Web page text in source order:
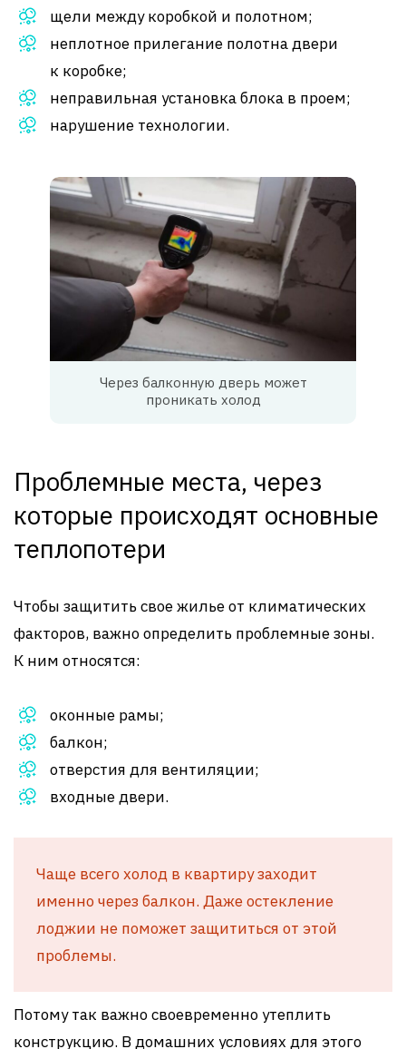
щели между коробкой и полотном;
неплотное прилегание полотна двери
к коробке;
неправильная установка блока в проем;
нарушение технологии.
Через балконную дверь может
проникать холод
Проблемные места, через
которые происходят основные
теплопотери
Чтобы защитить свое жилье от климатических
факторов, важно определить проблемные зоны.
К ним относятся:
оконные рамы;
балкон;
отверстия для вентиляции;
входные двери.
Чаще всего холод в квартиру заходит
именно через балкон. Даже остекление
лоджии не поможет защититься от этой
проблемы.
Потому так важно своевременно утеплить
конструкцию. В домашних условиях для этого